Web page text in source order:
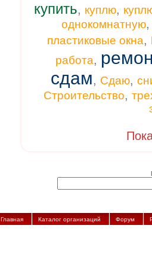
купить, куплю,
однокомнатную
пластиковые окна,
работа,
сдам, Сдаю,
Строительство,
Главная Каталог организаций Форум